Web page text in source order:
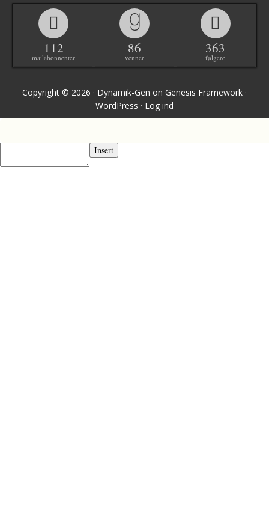
112
mailabonnenter
86
venner
363
følgere
Copyright © 2026 · Dynamik-Gen on Genesis Framework ·
WordPress · Log ind
Insert